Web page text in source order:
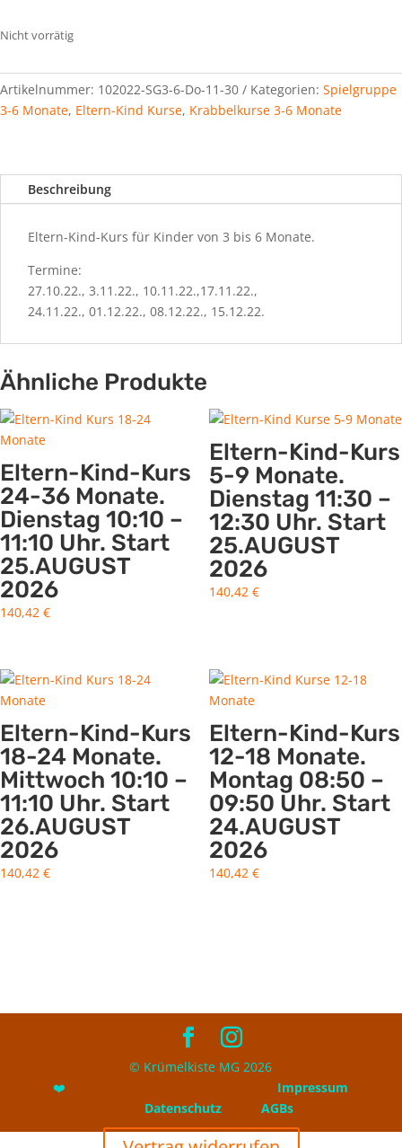
Nicht vorrätig
Artikelnummer: 102022-SG3-6-Do-11-30 Kategorien: Spielgruppe
3-6 Monate, Eltern-Kind Kurse, Krabbelkurse 3-6 Monate
Beschreibung
Eltern-Kind-Kurs für Kinder von 3 bis 6 Monate.
Termine:
27.10.22., 3.11.22., 10.11.22.,17.11.22.,
24.11.22., 01.12.22., 08.12.22., 15.12.22.
Ähnliche Produkte
Eltern-Kind-Kurs
24-36 Monate.
Dienstag 10:10 –
11:10 Uhr. Start
25.AUGUST
2026
140,42 €
Eltern-Kind-Kurs
5-9 Monate.
Dienstag 11:30 –
12:30 Uhr. Start
25.AUGUST
2026
140,42 €
Eltern-Kind-Kurs
18-24 Monate.
Mittwoch 10:10 –
11:10 Uhr. Start
26.AUGUST
2026
140,42 €
Eltern-Kind-Kurs
12-18 Monate.
Montag 08:50 –
09:50 Uhr. Start
24.AUGUST
2026
140,42 €
© Krümelkiste MG 2026
❤️ Impressum
Datenschutz
AGBs